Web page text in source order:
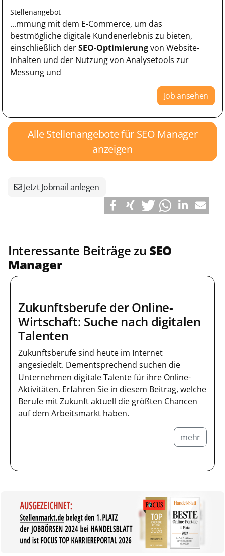
Stellenangebot
...mmung mit dem E-Commerce, um das
bestmögliche digitale Kundenerlebnis zu bieten,
einschließlich derSEO-Optimierungvon Website-
Inhalten und der Nutzung von Analysetools zur
Messung und
Job ansehen
Alle Stellenangebote für SEO Manager
anzeigen
Jetzt Jobmail anlegen
Interessante Beiträge zu SEO
Manager
Zukunftsberufe der Online-
Wirtschaft: Suche nach digitalen
Talenten
Zukunftsberufe sind heute im Internet
angesiedelt. Dementsprechend suchen die
Unternehmen digitale Talente für ihre Online-
Aktivitäten. Erfahren Sie in diesem Beitrag, welche
Berufe mit Zukunft aktuell die größten Chancen
auf dem Arbeitsmarkt haben.
mehr